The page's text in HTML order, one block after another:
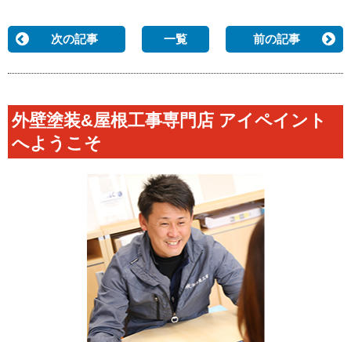
次の記事 一覧 前の記事
外壁塗装&屋根工事専門店 アイペイント
へようこそ